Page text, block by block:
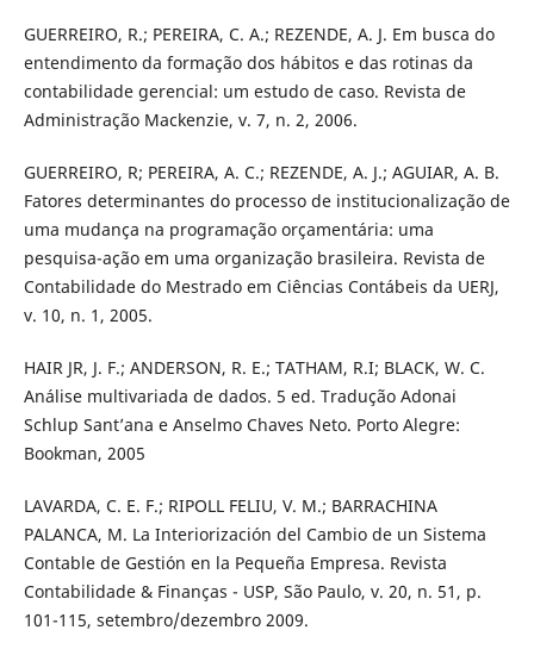
GUERREIRO, R.; PEREIRA, C. A.; REZENDE, A. J. Em busca do
entendimento da formação dos hábitos e das rotinas da
contabilidade gerencial: um estudo de caso. Revista de
Administração Mackenzie, v. 7, n. 2, 2006.
GUERREIRO, R; PEREIRA, A. C.; REZENDE, A. J.; AGUIAR, A. B.
Fatores determinantes do processo de institucionalização de
uma mudança na programação orçamentária: uma
pesquisa-ação em uma organização brasileira. Revista de
Contabilidade do Mestrado em Ciências Contábeis da UERJ,
v. 10, n. 1, 2005.
HAIR JR, J. F.; ANDERSON, R. E.; TATHAM, R.I; BLACK, W. C.
Análise multivariada de dados. 5 ed. Tradução Adonai
Schlup Sant’ana e Anselmo Chaves Neto. Porto Alegre:
Bookman, 2005
LAVARDA, C. E. F.; RIPOLL FELIU, V. M.; BARRACHINA
PALANCA, M. La Interiorización del Cambio de un Sistema
Contable de Gestión en la Pequeña Empresa. Revista
Contabilidade & Finanças - USP, São Paulo, v. 20, n. 51, p.
101-115, setembro/dezembro 2009.